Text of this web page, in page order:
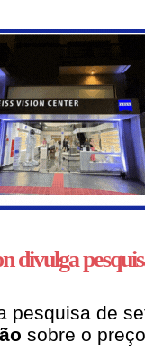
divulga
pesquisa de
sobre o